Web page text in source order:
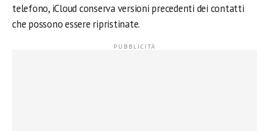
telefono, iCloud conserva versioni precedenti dei contatti
che possono essere ripristinate.